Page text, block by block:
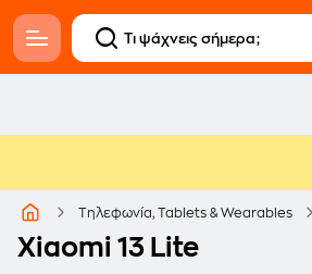
Τηλεφωνία, Tablets & Wearables
Xiaomi 13 Lite